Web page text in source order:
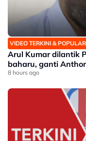
VIDEO TERKINI & POPULAR
Arul Kumar dilantik
baharu, ganti
8 hours ago